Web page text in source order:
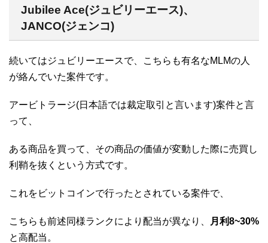
Jubilee Ace(ジュビリーエース)、
JANCO(ジェンコ)
続いてはジュビリーエースで、こちらも有名なMLMの人
が絡んでいた案件です。
アービトラージ(日本語では裁定取引と言います)案件と言
って、
ある商品を買って、その商品の価値が変動した際に売買し
利鞘を抜くという方式です。
これをビットコインで行ったとされている案件で、
こちらも前述同様ランクにより配当が異なり、
月利8~30%
と高配当。